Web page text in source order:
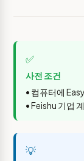
✅
사전 조건
• 컴퓨터에
• Feishu 기업
💡